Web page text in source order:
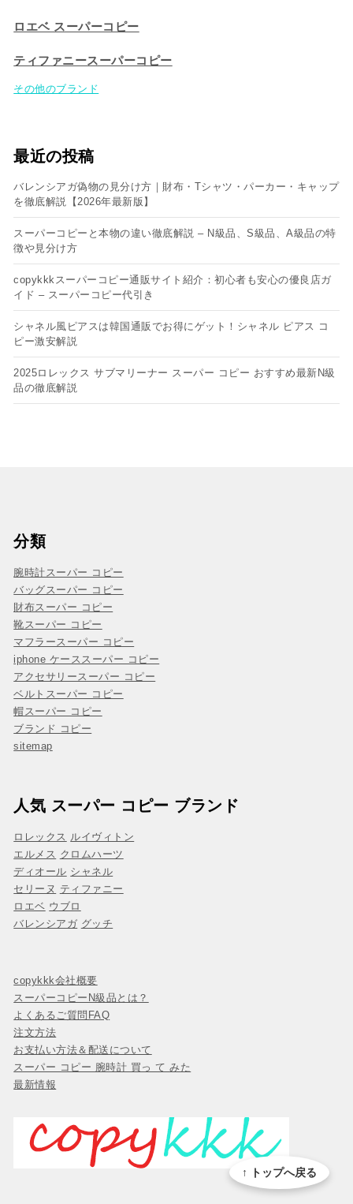
ロエベ スーパーコピー
ティファニースーパーコピー
その他のブランド
最近の投稿
バレンシアガ偽物の見分け方｜財布・Tシャツ・パーカー・キャップ
を徹底解説【2026年最新版】
スーパーコピーと本物の違い徹底解説 – N級品、S級品、A級品の特
徴や見分け方
copykkkスーパーコピー通販サイト紹介：初心者も安心の優良店ガ
イド – スーパーコピー代引き
シャネル風ピアスは韓国通販でお得にゲット！シャネル ピアス コ
ピー​激安解説
2025ロレックス サブマリーナー スーパー コピー おすすめ最新N級
品の徹底解説
分類
腕時計スーパー コピー
バッグスーパー コピー
財布スーパー コピー
靴スーパー コピー
マフラースーパー コピー
iphone ケーススーパー コピー
アクセサリースーパー コピー
ベルトスーパー コピー
帽スーパー コピー
ブランド コピー
sitemap
人気 スーパー コピー ブランド
ロレックス ルイヴィトン
エルメス クロムハーツ
ディオール シャネル
セリーヌ ティファニー
ロエベ ウブロ
バレンシアガ グッチ
copykkk会社概要
スーパーコピーN級品とは？
よくあるご質問FAQ
注文方法
お支払い方法＆配送について
スーパー コピー 腕時計 買っ て みた
最新情報
↑ トップへ戻る